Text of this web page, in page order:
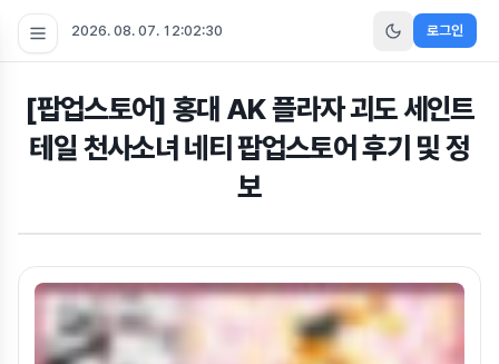
2026. 08. 07. 12:02:31 로그인
[팝업스토어] 홍대 AK 플라자 괴도 세인트
테일 천사소녀 네티 팝업스토어 후기 및 정
보